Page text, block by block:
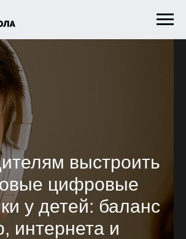
выстроить
цифровые
у детей: баланс
интернета и